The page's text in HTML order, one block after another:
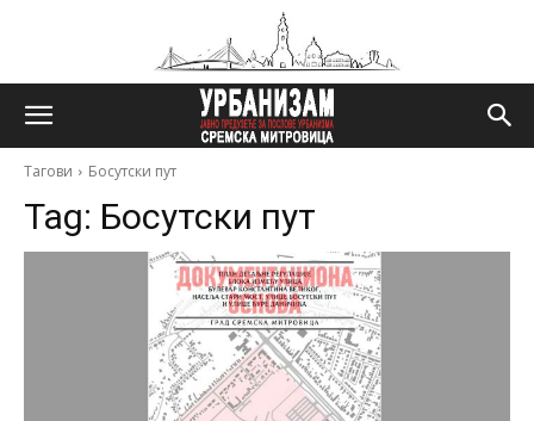
Тагови Босутски пут
Tag: Босутски пут